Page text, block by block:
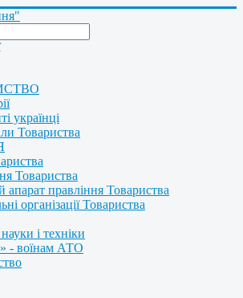
українці
Товариства
Товариства
правління Товариства
організації Товариства
і техніки
- воїнам АТО